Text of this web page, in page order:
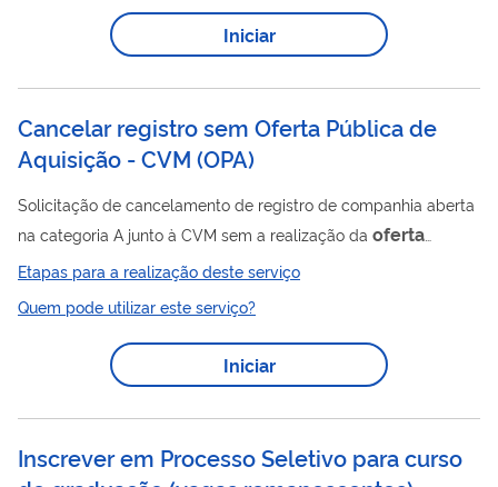
Iniciar
Cancelar registro sem Oferta Pública de
Aquisição - CVM (OPA)
Solicitação de cancelamento de registro de companhia aberta
na categoria A junto à CVM sem a realização da oferta
pública de aquisição de ações prevista pelo § 4º do art. 4º da
Lei 6.404/76 que dispõe sobre as Sociedades por Ações (OPA
para cancelamento de registro).
Etapas para a realização deste serviço
Quem pode utilizar este serviço?
Iniciar
Inscrever em Processo Seletivo para curso